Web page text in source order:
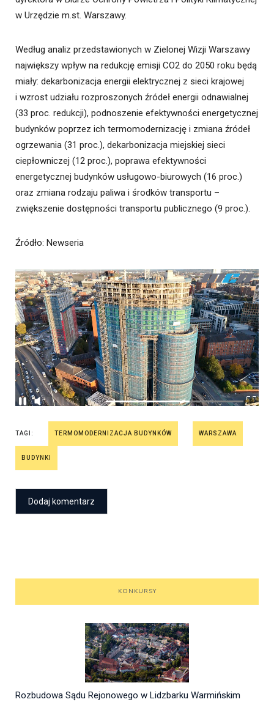
w Urzędzie m.st. Warszawy.
Według analiz przedstawionych w Zielonej Wizji Warszawy
największy wpływ na redukcję emisji CO2 do 2050 roku będą
miały: dekarbonizacja energii elektrycznej z sieci krajowej
i wzrost udziału rozproszonych źródeł energii odnawialnej
(33 proc. redukcji), podnoszenie efektywności energetycznej
budynków poprzez ich termomodernizację i zmiana źródeł
ogrzewania (31 proc.), dekarbonizacja miejskiej sieci
ciepłowniczej (12 proc.), poprawa efektywności
energetycznej budynków usługowo-biurowych (16 proc.)
oraz zmiana rodzaju paliwa i środków transportu –
zwiększenie dostępności transportu publicznego (9 proc.).
Źródło: Newseria
TAGI: TERMOMODERNIZACJA BUDYNKÓW WARSZAWA
BUDYNKI
KONKURSY
Rozbudowa Sądu Rejonowego w Lidzbarku Warmińskim